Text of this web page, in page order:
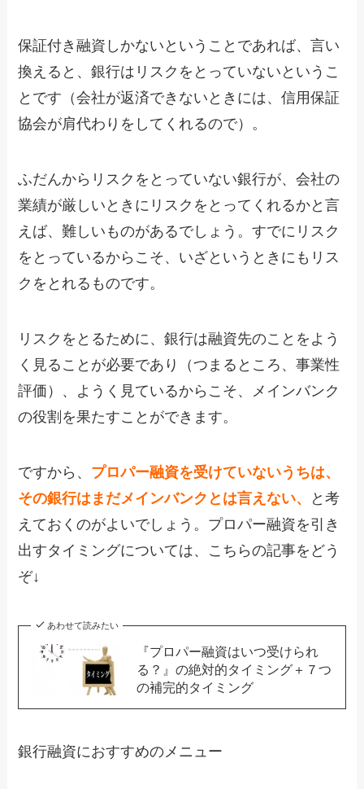
保証付き融資しかないということであれば、言い
換えると、銀行はリスクをとっていないというこ
とです（会社が返済できないときには、信用保証
協会が肩代わりをしてくれるので）。
ふだんからリスクをとっていない銀行が、会社の
業績が厳しいときにリスクをとってくれるかと言
えば、難しいものがあるでしょう。すでにリスク
をとっているからこそ、いざというときにもリス
クをとれるものです。
リスクをとるために、銀行は融資先のことをよう
く見ることが必要であり（つまるところ、事業性
評価）、ようく見ているからこそ、メインバンク
の役割を果たすことができます。
ですから、 プロパー融資を受けていないうちは、
その銀行はまだメインバンクとは言えない、
と考
えておくのがよいでしょう。プロパー融資を引き
出すタイミングについては、こちらの記事をどう
ぞ↓
あわせて読みたい
『プロパー融資はいつ受けられ
る？』の絶対的タイミング＋７つ
の補完的タイミング
銀行融資におすすめのメニュー